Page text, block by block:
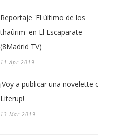
Reportaje 'El último de los
thaûrim' en El Escaparate
(8Madrid TV)
11 Apr 2019
¡Voy a publicar una novelette con
Literup!
13 Mar 2019